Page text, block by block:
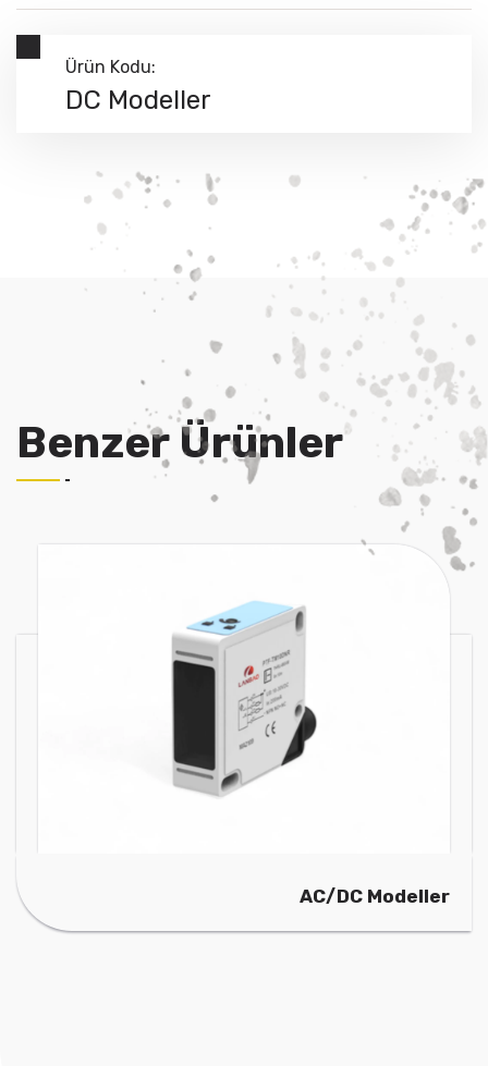
Ürün Kodu:
DC Modeller
Benzer Ürünler
AC/DC Modeller